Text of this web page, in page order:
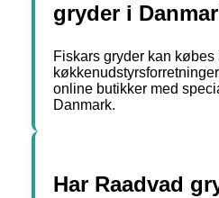
gryder i
Fiskars gryder kan købes
online butikker med
Danmark.
Har Raadvad